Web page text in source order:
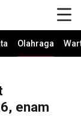
Olahraga
enam